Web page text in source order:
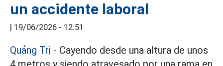
un accidente laboral
| 19/06/2026 - 12:51
Quảng Trị - Cayendo desde una altura de unos